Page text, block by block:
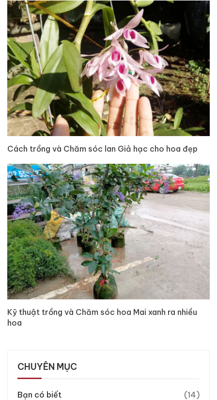
Cách trồng và Chăm sóc lan Giả hạc cho hoa đẹp
Kỹ thuật trồng và Chăm sóc hoa Mai xanh ra nhiều
hoa
CHUYÊN MỤC
Bạn có biết (14)